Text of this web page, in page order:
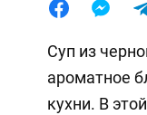
Суп из
ароматное
кухни. В